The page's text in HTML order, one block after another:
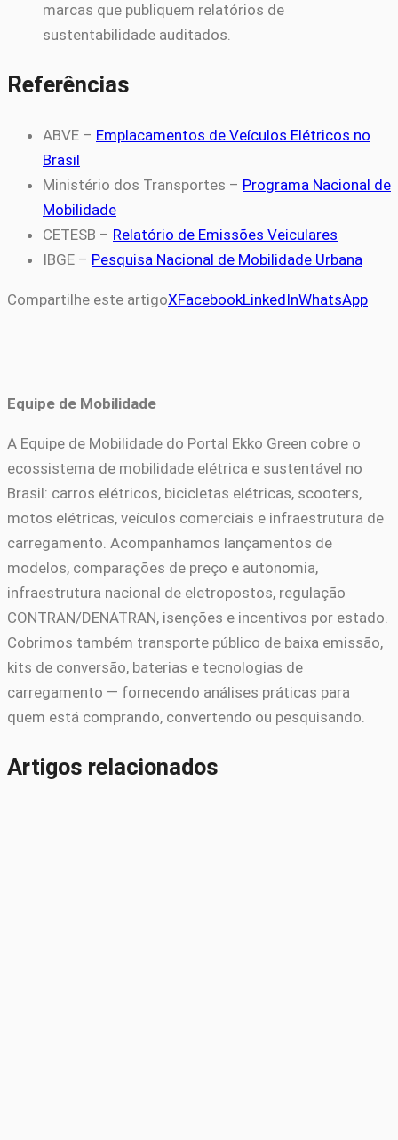
marcas que publiquem relatórios de
sustentabilidade auditados.
Referências
ABVE – Emplacamentos de Veículos Elétricos no
Brasil
Ministério dos Transportes – Programa Nacional de
Mobilidade
CETESB – Relatório de Emissões Veiculares
IBGE – Pesquisa Nacional de Mobilidade Urbana
Compartilhe este artigoXFacebookLinkedInWhatsApp
Equipe de Mobilidade
A Equipe de Mobilidade do Portal Ekko Green cobre o
ecossistema de mobilidade elétrica e sustentável no
Brasil: carros elétricos, bicicletas elétricas, scooters,
motos elétricas, veículos comerciais e infraestrutura de
carregamento. Acompanhamos lançamentos de
modelos, comparações de preço e autonomia,
infraestrutura nacional de eletropostos, regulação
CONTRAN/DENATRAN, isenções e incentivos por estado.
Cobrimos também transporte público de baixa emissão,
kits de conversão, baterias e tecnologias de
carregamento — fornecendo análises práticas para
quem está comprando, convertendo ou pesquisando.
Artigos relacionados